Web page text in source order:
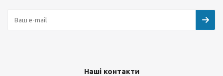
Наші контакти